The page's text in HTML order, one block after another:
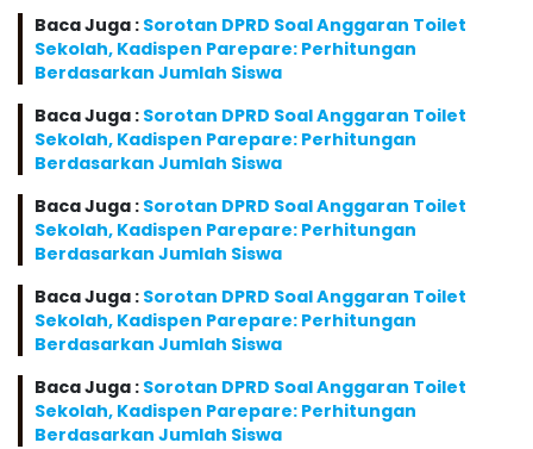
Baca Juga : Sorotan DPRD Soal Anggaran Toilet
Sekolah, Kadispen Parepare: Perhitungan
Berdasarkan Jumlah Siswa
Baca Juga : Sorotan DPRD Soal Anggaran Toilet
Sekolah, Kadispen Parepare: Perhitungan
Berdasarkan Jumlah Siswa
Baca Juga : Sorotan DPRD Soal Anggaran Toilet
Sekolah, Kadispen Parepare: Perhitungan
Berdasarkan Jumlah Siswa
Baca Juga : Sorotan DPRD Soal Anggaran Toilet
Sekolah, Kadispen Parepare: Perhitungan
Berdasarkan Jumlah Siswa
Baca Juga : Sorotan DPRD Soal Anggaran Toilet
Sekolah, Kadispen Parepare: Perhitungan
Berdasarkan Jumlah Siswa